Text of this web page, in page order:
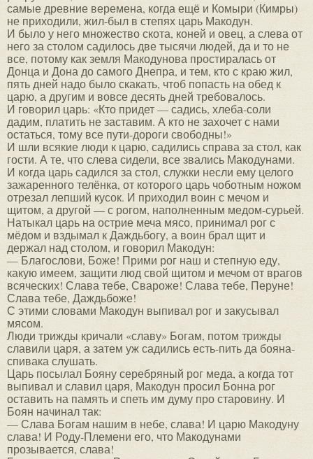
самые древние веремена, когда ещё и Комыри (Кимры)
не приходили, жил-был в степях царь Макодун.
И было у него множество скота, коней и овец, а слева от
него за столом садилось две тысячи людей, да и то не
все, потому как земля Макодунова простиралась от
Донца и Дона до самого Днепра, и тем, кто с краю жил,
пять дней надо было скакать, чтоб попасть на обед к
царю, а другим и вовсе десять дней требовалось.
И говорил царь: «Кто придет — садись, хлеба-соли
дадим, платить не заставим. А кто не захочет с нами
остаться, тому все пути-дороги свободны!»
И шли всякие люди к царю, садились справа за стол, как
гости. А те, что слева сидели, все звались Макодунами.
И когда царь садился за стол, служки несли ему целого
зажаренного телёнка, от которого царь чоботным ножом
отрезал лепший кусок. И приходил воин с мечом и
щитом, а другой — с рогом, наполненным медом-сурьей.
Натыкал царь на острие меча мясо, принимал рог с
мёдом и вздымал к Даждьбогу, а воин брал щит и
держал над столом, и говорил Макодун:
— Благослови, Боже! Прими рог наш и степную еду,
какую имеем, защити люд свой щитом и мечом от врагов
всяческих! Слава тебе, Свароже! Слава тебе, Перуне!
Слава тебе, Даждьбоже!
С этими словами Макодун выпивал рог и закусывал
мясом.
Люди трижды кричали «славу» Богам, потом трижды
славили царя, а затем уж садились есть-пить да бояна-
спивака слушать.
Царь посылал Бояну серебряный рог меда, а когда тот
выпивал и славил царя, Макодун просил Бонна рог
оставить на память и спеть им думу про старовину. И
Боян начинал так:
— Слава Богам нашим в небе, слава! И царю Макодуну
слава! И Роду-Племени его, что Макодунами
прозывается, слава!